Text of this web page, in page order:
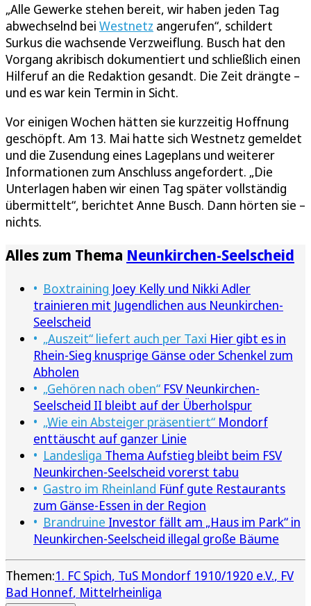
„Alle Gewerke stehen bereit, wir haben jeden Tag
abwechselnd bei Westnetz angerufen“, schildert
Surkus die wachsende Verzweiflung. Busch hat den
Vorgang akribisch dokumentiert und schließlich einen
Hilferuf an die Redaktion gesandt. Die Zeit drängte –
und es war kein Termin in Sicht.
Vor einigen Wochen hätten sie kurzzeitig Hoffnung
geschöpft. Am 13. Mai hatte sich Westnetz gemeldet
und die Zusendung eines Lageplans und weiterer
Informationen zum Anschluss angefordert. „Die
Unterlagen haben wir einen Tag später vollständig
übermittelt“, berichtet Anne Busch. Dann hörten sie –
nichts.
Alles zum Thema Neunkirchen-Seelscheid
Boxtraining Joey Kelly und Nikki Adler
trainieren mit Jugendlichen aus Neunkirchen-
Seelscheid
„Auszeit“ liefert auch per Taxi Hier gibt es in
Rhein-Sieg knusprige Gänse oder Schenkel zum
Abholen
„Gehören nach oben“ FSV Neunkirchen-
Seelscheid II bleibt auf der Überholspur
„Wie ein Absteiger präsentiert“ Mondorf
enttäuscht auf ganzer Linie
Landesliga Thema Aufstieg bleibt beim FSV
Neunkirchen-Seelscheid vorerst tabu
Gastro im Rheinland Fünf gute Restaurants
zum Gänse-Essen in der Region
Brandruine Investor fällt am „Haus im Park“ in
Neunkirchen-Seelscheid illegal große Bäume
Themen:1. FC Spich TuS Mondorf 1910/1920 e.V. FV
Bad Honnef Mittelrheinliga